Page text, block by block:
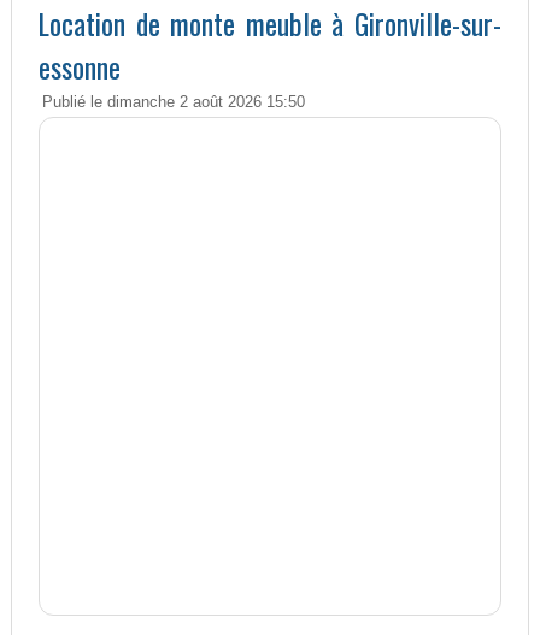
Location de monte meuble à Gironville-sur-
essonne
Publié le dimanche 2 août 2026 15:50